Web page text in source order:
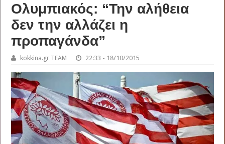
Ολυμπιακός: “Την αλήθεια
δεν την αλλάζει η
προπαγάνδα”
kokkina.gr TEAM 22:33 - 18/10/2015